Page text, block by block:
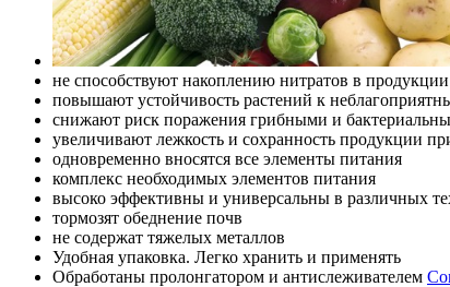
не способствуют накоплению нитратов в продукции
повышают устойчивость растений к
снижают риск поражения грибными и
увеличивают лежкость и сохранность продукции
одновременно вносятся все элементы питания
комплекс необходимых элементов питания
высоко эффективны и универсальны в различных
тормозят обеднение почв
не содержат тяжелых металлов
Удобная упаковка. Легко хранить и применять
Обработаны пролонгатором и антислеживателем